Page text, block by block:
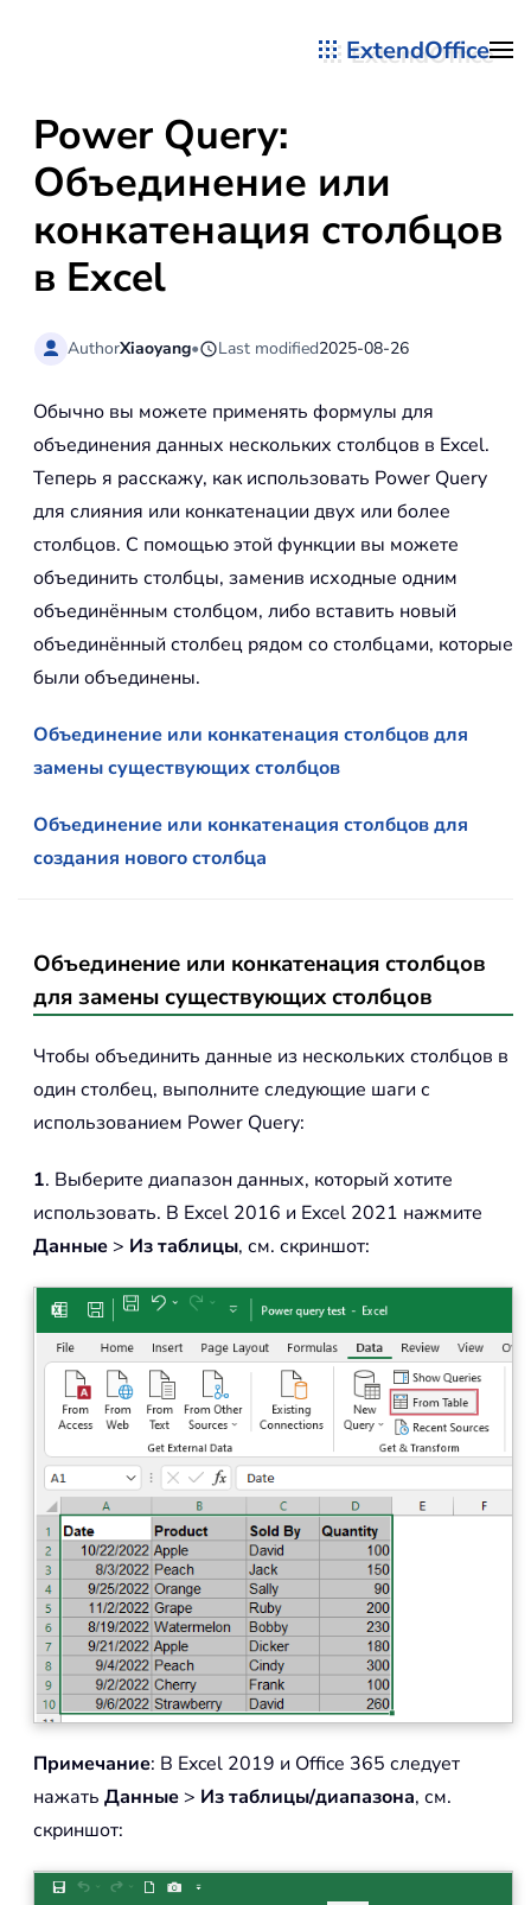
ExtendOffice
Power Query:
Объединение или
конкатенация столбцов
в Excel
AuthorXiaoyang• Last modified2025-08-26
Обычно вы можете применять формулы для
объединения данных нескольких столбцов в Excel.
Теперь я расскажу, как использовать Power Query
для слияния или конкатенации двух или более
столбцов. С помощью этой функции вы можете
объединить столбцы, заменив исходные одним
объединённым столбцом, либо вставить новый
объединённый столбец рядом со столбцами, которые
были объединены.
Объединение или конкатенация столбцов для
замены существующих столбцов
Объединение или конкатенация столбцов для
создания нового столбца
Объединение или конкатенация столбцов
для замены существующих столбцов
Чтобы объединить данные из нескольких столбцов в
один столбец, выполните следующие шаги с
использованием Power Query:
1. Выберите диапазон данных, который хотите
использовать. В Excel 2016 и Excel 2021 нажмите
Данные > Из таблицы, см. скриншот:
Примечание: В Excel 2019 и Office 365 следует
нажать Данные > Из таблицы/диапазона, см.
скриншот: